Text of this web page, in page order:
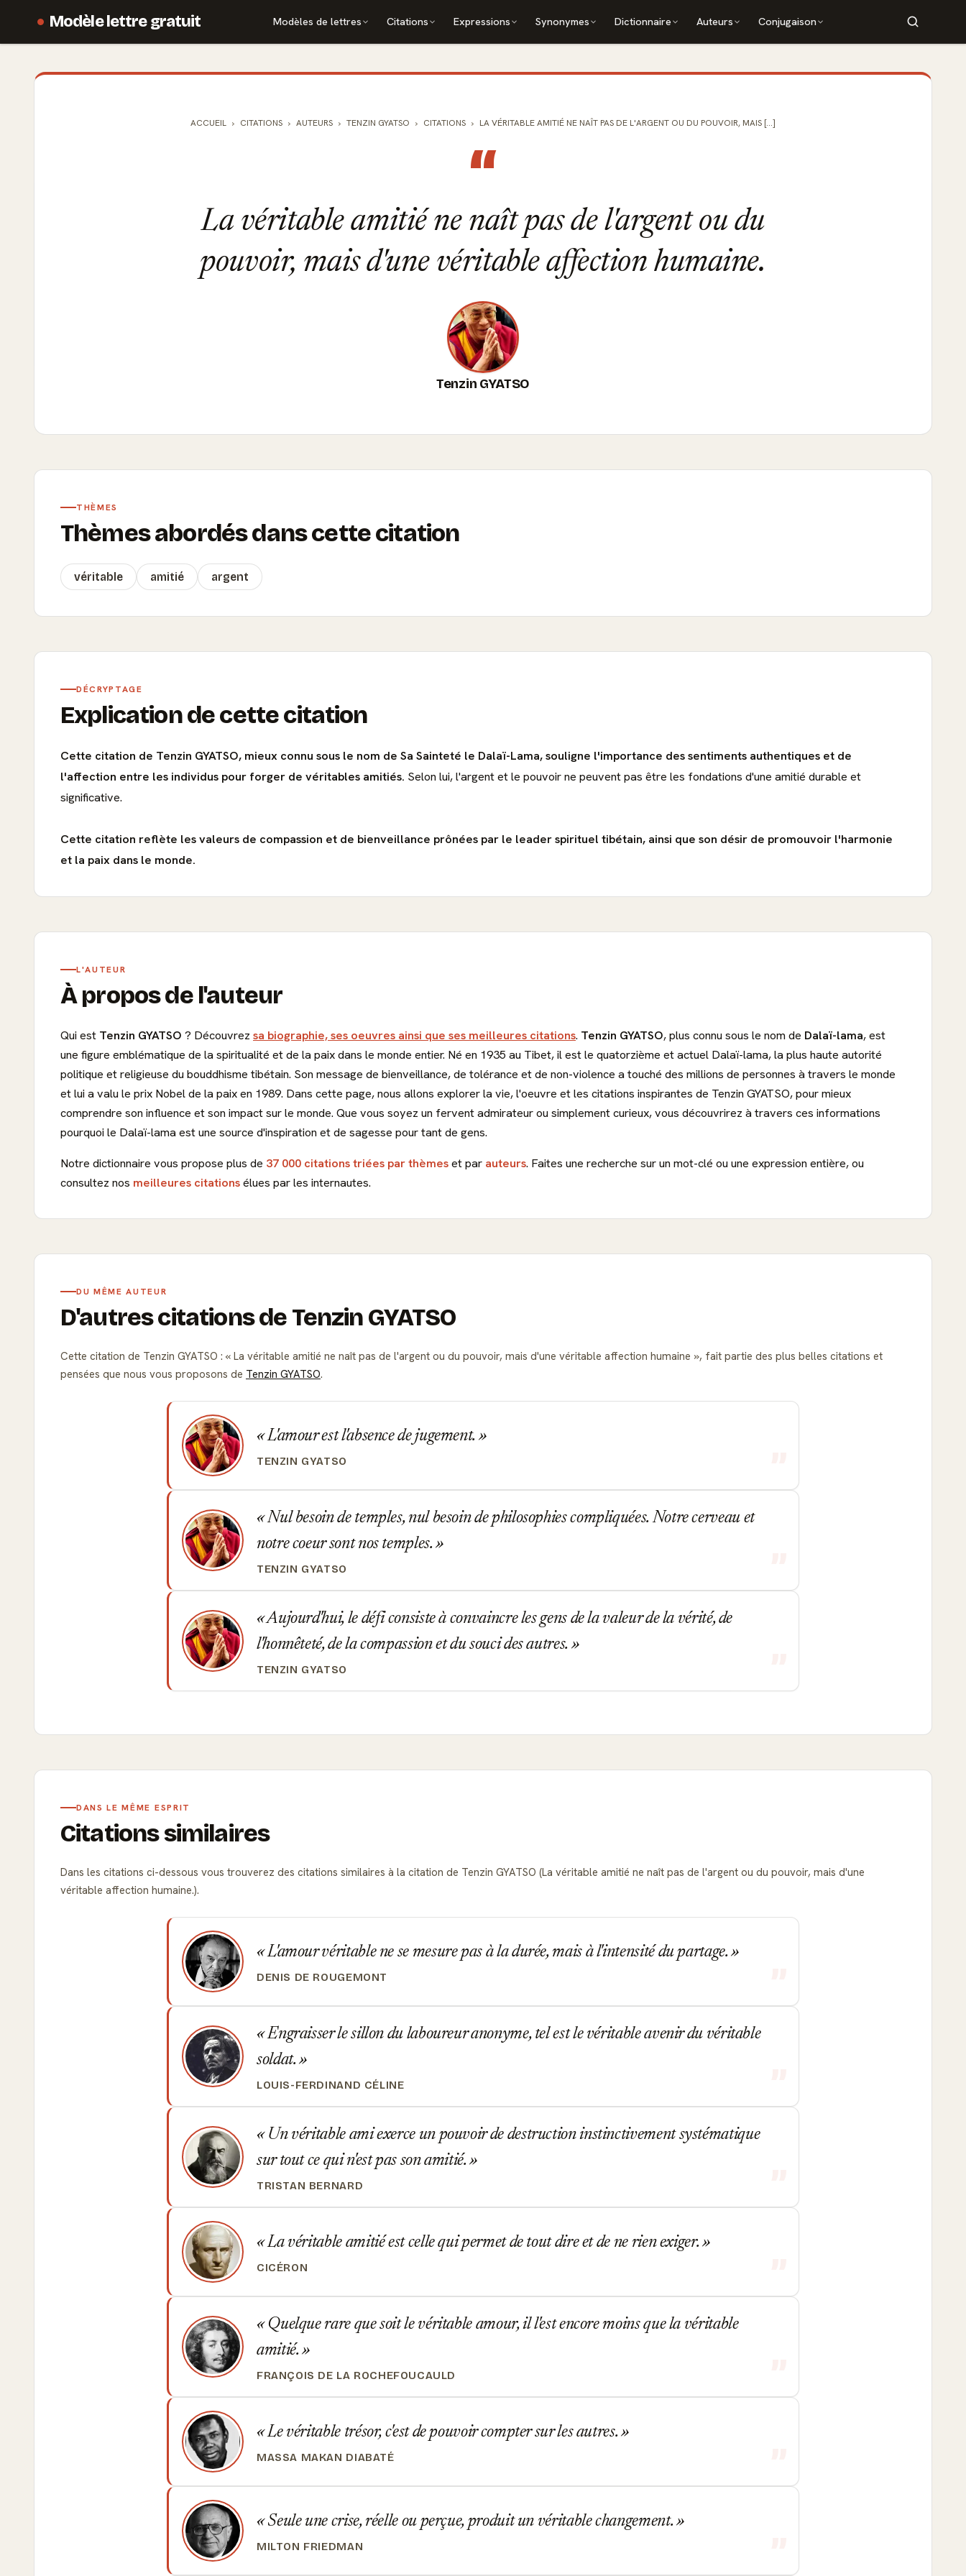
Modèle lettre gratuit Modèles de lettres Citations Expressions Synonymes Dictionnaire Auteurs Conjugaison
ACCUEIL CITATIONS AUTEURS TENZIN GYATSO CITATIONS LA VÉRITABLE AMITIÉ NE NAÎT PAS DE L'ARGENT OU DU POUVOIR, MAIS [...]
“
La véritable amitié ne naît pas de l'argent ou du
pouvoir, mais d'une véritable affection humaine.
Tenzin GYATSO
THÈMES
Thèmes abordés dans cette citation
véritable amitié argent
DÉCRYPTAGE
Explication de cette citation
Cette citation de Tenzin GYATSO, mieux connu sous le nom de Sa Sainteté le Dalaï-Lama, souligne l'importance des sentiments authentiques et de
l'affection entre les individus pour forger de véritables amitiés. Selon lui, l'argent et le pouvoir ne peuvent pas être les fondations d'une amitié durable et
significative.
Cette citation reflète les valeurs de compassion et de bienveillance prônées par le leader spirituel tibétain, ainsi que son désir de promouvoir l'harmonie
et la paix dans le monde.
L'AUTEUR
À propos de l'auteur
Qui est Tenzin GYATSO ? Découvrez sa biographie, ses oeuvres ainsi que ses meilleures citations. Tenzin GYATSO, plus connu sous le nom de Dalaï-lama, est
une figure emblématique de la spiritualité et de la paix dans le monde entier. Né en 1935 au Tibet, il est le quatorzième et actuel Dalaï-lama, la plus haute autorité
politique et religieuse du bouddhisme tibétain. Son message de bienveillance, de tolérance et de non-violence a touché des millions de personnes à travers le monde
et lui a valu le prix Nobel de la paix en 1989. Dans cette page, nous allons explorer la vie, l'oeuvre et les citations inspirantes de Tenzin GYATSO, pour mieux
comprendre son influence et son impact sur le monde. Que vous soyez un fervent admirateur ou simplement curieux, vous découvrirez à travers ces informations
pourquoi le Dalaï-lama est une source d'inspiration et de sagesse pour tant de gens.
Notre dictionnaire vous propose plus de 37 000 citations triées par thèmeset par auteurs. Faites une recherche sur un mot-clé ou une expression entière, ou
consultez nos meilleures citationsélues par les internautes.
DU MÊME AUTEUR
D'autres citations de Tenzin GYATSO
Cette citation de Tenzin GYATSO : La véritable amitié ne naît pas de l'argent ou du pouvoir, mais d'une véritable affection humaine
, fait partie des plus belles citations et
pensées que nous vous proposons de Tenzin GYATSO.
L'amour est l'absence de jugement.
TENZIN GYATSO
Nul besoin de temples, nul besoin de philosophies compliquées. Notre cerveau et
notre coeur sont nos temples.
TENZIN GYATSO
Aujourd'hui, le défi consiste à convaincre les gens de la valeur de la vérité, de
l'honnêteté, de la compassion et du souci des autres.
TENZIN GYATSO
DANS LE MÊME ESPRIT
Citations similaires
Dans les citations ci-dessous vous trouverez des citations similaires à la citation de Tenzin GYATSO (La véritable amitié ne naît pas de l'argent ou du pouvoir, mais d'une
véritable affection humaine.).
L'amour véritable ne se mesure pas à la durée, mais à l'intensité du partage.
DENIS DE ROUGEMONT
Engraisser le sillon du laboureur anonyme, tel est le véritable avenir du véritable
soldat.
LOUIS-FERDINAND CÉLINE
Un véritable ami exerce un pouvoir de destruction instinctivement systématique
sur tout ce qui n'est pas son amitié.
TRISTAN BERNARD
La véritable amitié est celle qui permet de tout dire et de ne rien exiger.
CICÉRON
Quelque rare que soit le véritable amour, il l'est encore moins que la véritable
amitié.
FRANÇOIS DE LA ROCHEFOUCAULD
Le véritable trésor, c'est de pouvoir compter sur les autres.
MASSA MAKAN DIABATÉ
Seule une crise, réelle ou perçue, produit un véritable changement.
MILTON FRIEDMAN